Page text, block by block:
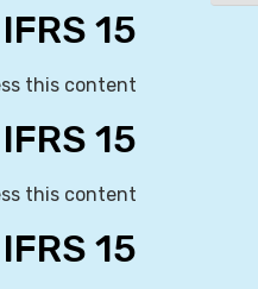
IFRS 15 – תרגול שאלות 30-32
this content
IFRS 15 – תרגול שאלה 29
this content
IFRS 15 – תרגול שאלה 28